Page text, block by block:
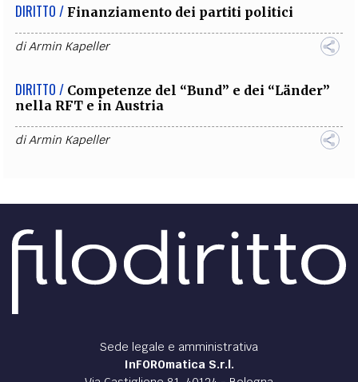
DIRITTO / Finanziamento dei partiti politici
diArmin Kapeller
DIRITTO / Competenze del “Bund” e dei “Länder”
nella RFT e in Austria
diArmin Kapeller
Sede legale e amministrativa
InFOROmatica S.r.l.